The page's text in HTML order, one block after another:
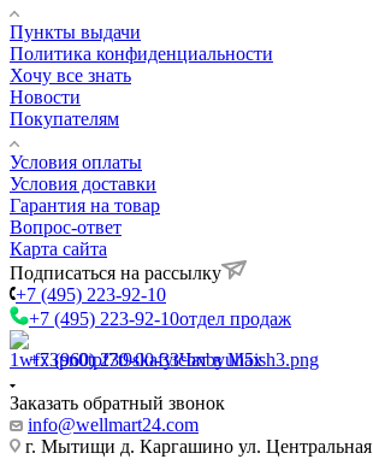
Пункты выдачи
Политика конфиденциальности
Хочу все знать
Новости
Покупателям
Условия оплаты
Условия доставки
Гарантия на товар
Вопрос-ответ
Карта сайта
Подписаться на рассылку
+7 (495) 223-92-10
+7 (495) 223-92-10отдел продаж
+7 (960) 230-00-33Чат в Max
Заказать обратный звонок
info@wellmart24.com
г. Мытищи д. Каргашино ул. Центральная